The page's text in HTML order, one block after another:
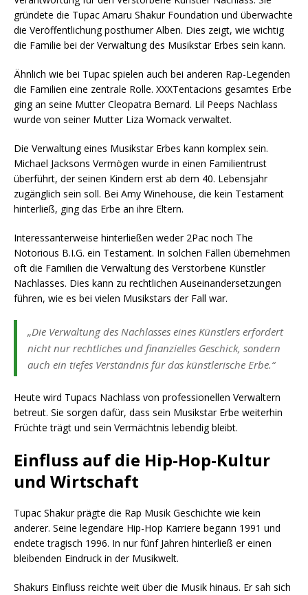
gründete die Tupac Amaru Shakur Foundation und überwachte
die Veröffentlichung posthumer Alben. Dies zeigt, wie wichtig
die Familie bei der Verwaltung des Musikstar Erbes sein kann.
Ähnlich wie bei Tupac spielen auch bei anderen Rap-Legenden
die Familien eine zentrale Rolle. XXXTentacions gesamtes Erbe
ging an seine Mutter Cleopatra Bernard. Lil Peeps Nachlass
wurde von seiner Mutter Liza Womack verwaltet.
Die Verwaltung eines Musikstar Erbes kann komplex sein.
Michael Jacksons Vermögen wurde in einen Familientrust
überführt, der seinen Kindern erst ab dem 40. Lebensjahr
zugänglich sein soll. Bei Amy Winehouse, die kein Testament
hinterließ, ging das Erbe an ihre Eltern.
Interessanterweise hinterließen weder 2Pac noch The
Notorious B.I.G. ein Testament. In solchen Fällen übernehmen
oft die Familien die Verwaltung des Verstorbene Künstler
Nachlasses. Dies kann zu rechtlichen Auseinandersetzungen
führen, wie es bei vielen Musikstars der Fall war.
„Die Verwaltung des Nachlasses eines Künstlers erfordert
nicht nur rechtliches und finanzielles Geschick, sondern
auch ein tiefes Verständnis für das künstlerische Erbe.“
Heute wird Tupacs Nachlass von professionellen Verwaltern
betreut. Sie sorgen dafür, dass sein Musikstar Erbe weiterhin
Früchte trägt und sein Vermächtnis lebendig bleibt.
Einfluss auf die Hip-Hop-Kultur
und Wirtschaft
Tupac Shakur prägte die Rap Musik Geschichte wie kein
anderer. Seine legendäre Hip-Hop Karriere begann 1991 und
endete tragisch 1996. In nur fünf Jahren hinterließ er einen
bleibenden Eindruck in der Musikwelt.
Shakurs Einfluss reichte weit über die Musik hinaus. Er sah sich